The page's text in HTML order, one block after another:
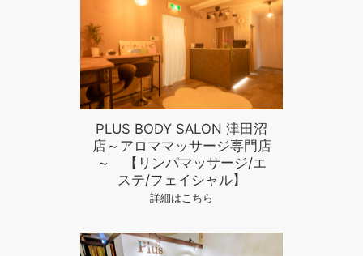
PLUS BODY SALON 津田沼
店～アロママッサージ専門店
～ 【リンパマッサージ/エ
ステ/フェイシャル】
詳細はこちら